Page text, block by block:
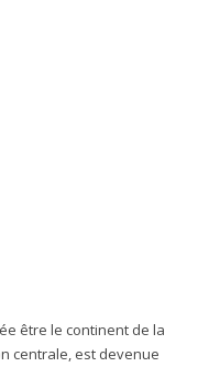
être le continent de la
centrale, est devenue